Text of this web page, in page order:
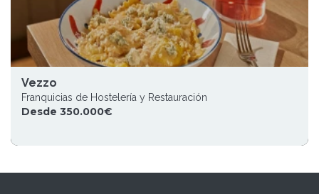
Vezzo
Franquicias de Hostelería y Restauración
Desde 350.000€